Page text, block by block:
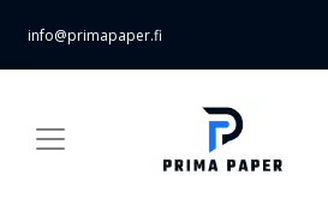
info@primapaper.fi